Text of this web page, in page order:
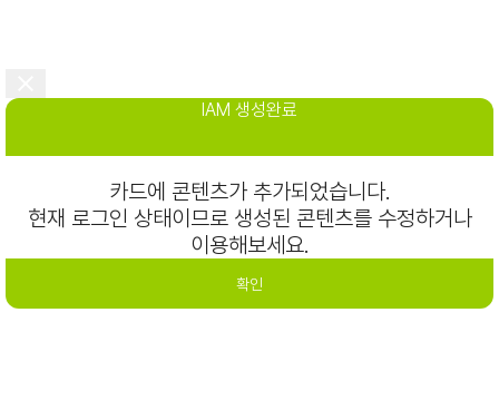
IAM 생성완료
카드에 콘텐츠가 추가되었습니다.
현재 로그인 상태이므로 생성된 콘텐츠를 수정하거나
이용해보세요.
확인